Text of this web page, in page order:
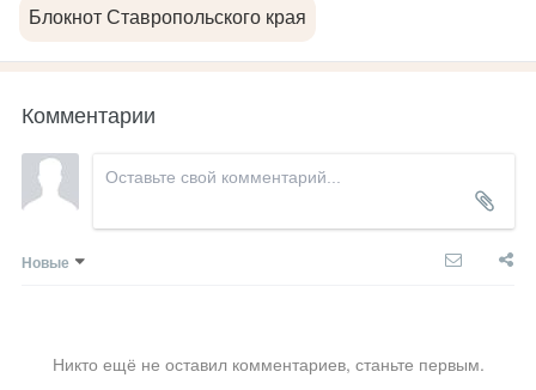
Блокнот Ставропольского края
Комментарии
Новые
Никто ещё не оставил комментариев, станьте первым.